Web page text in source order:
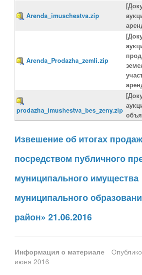
Arenda_imuschestva.zip
Arenda_Prodazha_zemli.zip
prodazha_imushestva_bes_zeny.zip
Извешение об итогах
посредством публичного
муниципального имущества
муниципального
район» 21.06.2016
Информация о материале
июня 2016